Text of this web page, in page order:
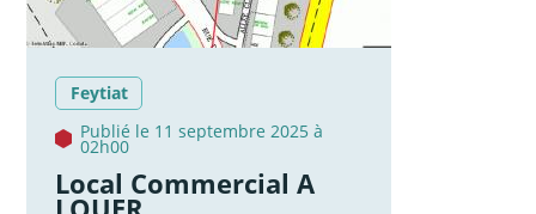
Feytiat
Publié le 11 septembre 2025 à
02h00
Local Commercial A